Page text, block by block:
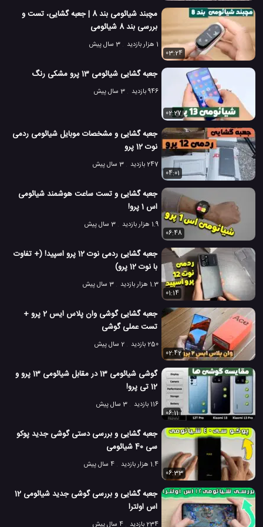
مچبند شیائومی بند 8 | جعبه گشایی، تست و
بررسی بند 8 شیائومی
1 هزار بازدید
3 سال پیش
03:24
جعبه گشایی شیائومی 13 پرو مشکی رنگ
946 بازدید 3 سال پیش
02:27
جعبه گشایی و مشخصات موبایل شیائومی ردمی
نوت 12 پرو
247 بازدید
3 سال پیش
04:01
جعبه گشایی و تست ساعت هوشمند شیائومی
اس 1 پرو!
1.9 هزار بازدید
3 سال پیش
06:48
جعبه گشایی ردمی نوت 12 پرو اسپید! (+ تفاوت
با نوت 12 پرو)
1.3 هزار بازدید
3 سال پیش
01:14
جعبه گشایی گوشی وان پلاس ایس 2 پرو +
تست عملی گوشی
250 بازدید
2 سال پیش
02:42
گوشی شیائومی 13 در مقابل شیائومی 13 پرو و
12 تی پرو!
116 بازدید
3 سال پیش
06:11
جعبه گشایی و بررسی دستی گوشی جدید پوکو
سی 40 شیائومی
1.4 هزار بازدید
4 سال پیش
06:33
جعبه گشایی و بررسی گوشی جدید شیائومی 12
اس اولترا
234 بازدید 4 سال پیش